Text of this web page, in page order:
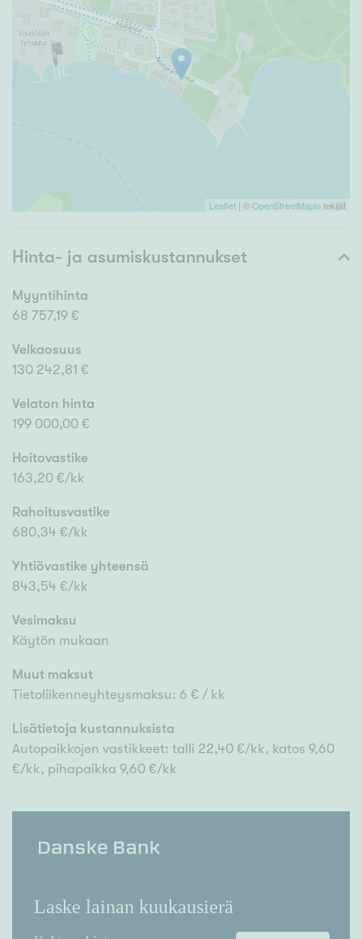
Leaflet | ©OpenStreetMapintekijät
Hinta- ja asumiskustannukset
Myyntihinta
68 757,19 €
Velkaosuus
130 242,81 €
Velaton hinta
199 000,00 €
Hoitovastike
163,20 €/kk
Rahoitusvastike
680,34 €/kk
Yhtiövastike yhteensä
843,54 €/kk
Vesimaksu
Käytön mukaan
Muut maksut
Tietoliikenneyhteysmaksu: 6 € / kk
Lisätietoja kustannuksista
Autopaikkojen vastikkeet: talli 22,40 €/kk, katos 9,60
€/kk, pihapaikka 9,60 €/kk